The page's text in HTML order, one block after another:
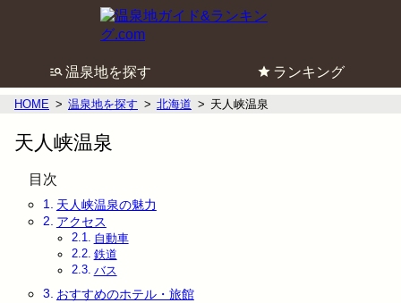
温泉地を探す ランキング
HOME 温泉地を探す 北海道 天人峡温泉
天人峡温泉
目次
天人峡温泉の魅力
アクセス
自動車
鉄道
バス
おすすめのホテル・旅館